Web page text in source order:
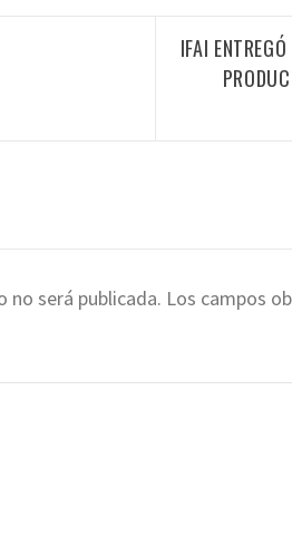
IFAI
no será publicada. Los campos